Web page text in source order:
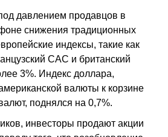
давлением продавцов в
снижения традиционных
индексы, такие как
CAC и британский
3%. Индекс доллара,
валюты к корзине
поднялся на 0,7%.
инвесторы продают акции